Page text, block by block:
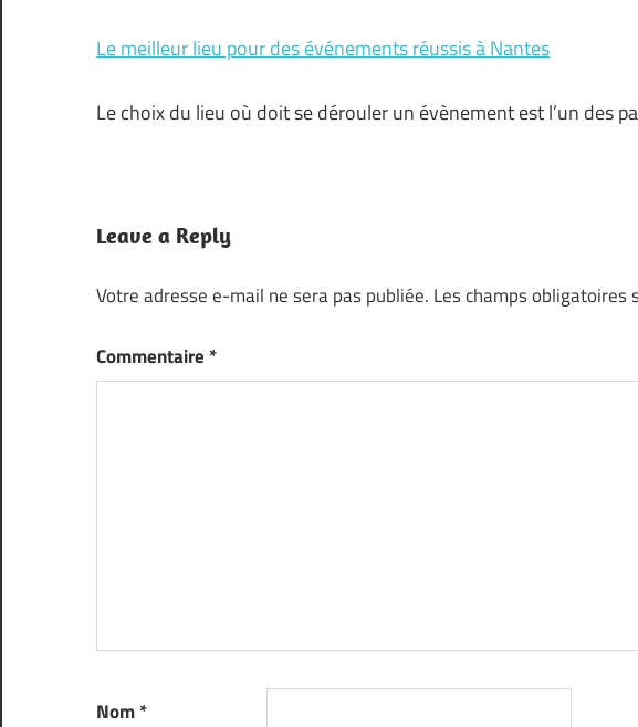
Le meilleur lieu pour des événements réussis à Nantes
Le choix du lieu où doit se dérouler un évènement est l’un des
Leave a Reply
Votre adresse e-mail ne sera pas publiée. Les champs obligatoires
Commentaire *
Nom*